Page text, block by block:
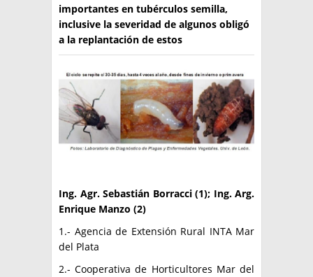
INTERES GENERAL
LA PAPA
ARGENPAPA
PUBLICIDAD
QUIENES SOMOS
CONTACTO
BUSCAR NOTICIAS
BUSCAR
importantes en tubérculos semilla,
inclusive la severidad de algunos obligó
a la replantación de estos
Ing. Agr. Sebastián Borracci (1); Ing. Arg.
Enrique Manzo (2)
1.- Agencia de Extensión Rural INTA Mar
del Plata
2.- Cooperativa de Horticultores Mar del